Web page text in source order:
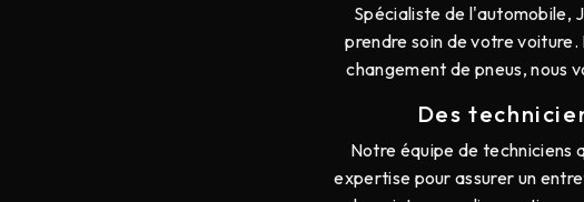
Spécialiste de l'automobile,
prendre soin de votre
changement de pneus, nous
Des
Notre équipe de techniciens
expertise pour assurer un